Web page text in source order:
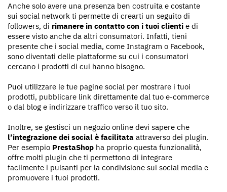
Anche solo avere una presenza ben costruita e costante
sui social network ti permette di crearti un seguito di
followers, di rimanere in contatto con i tuoi clienti e di
essere visto anche da altri consumatori. Infatti, tieni
presente che i social media, come Instagram o Facebook,
sono diventati delle piattaforme su cui i consumatori
cercano i prodotti di cui hanno bisogno.
Puoi utilizzare le tue pagine social per mostrare i tuoi
prodotti, pubblicare link direttamente dal tuo e-commerce
o dal blog e indirizzare traffico verso il tuo sito.
Inoltre, se gestisci un negozio online devi sapere che
l’integrazione dei social è facilitata attraverso dei plugin.
Per esempio PrestaShop ha proprio questa funzionalità,
offre molti plugin che ti permettono di integrare
facilmente i pulsanti per la condivisione sui social media e
promuovere i tuoi prodotti.